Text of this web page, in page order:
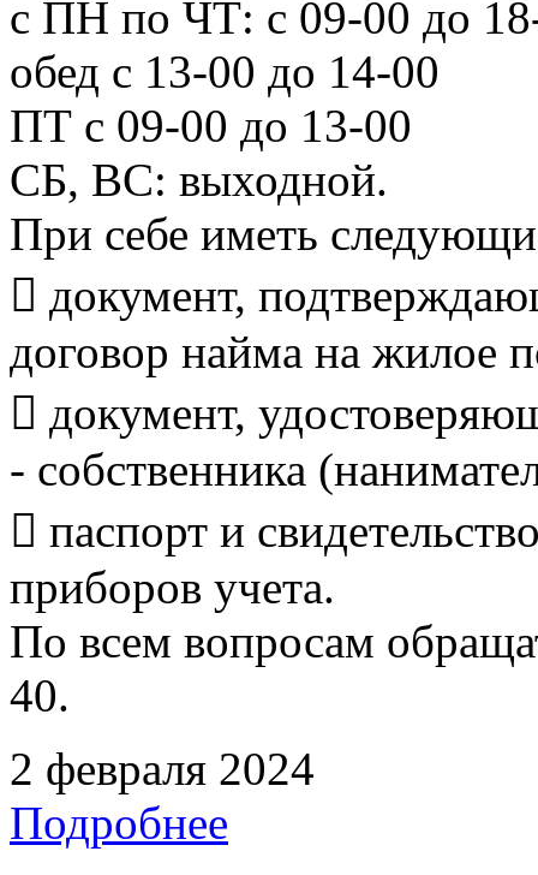
с ПН по ЧТ: с 09-00 до
обед с 13-00 до 14-00
ПТ с 09-00 до 13-00
СБ, ВС: выходной.
При себе иметь
 документ,
договор найма на жилое
 документ,
- собственника
 паспорт и
приборов учета.
По всем вопросам
40.
2 февраля 2024
Подробнее